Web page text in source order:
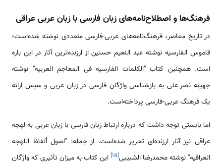
فرهنگ‌ها و اصطلاح‌نامه‌های زبان فارسی با زبان عربی عراقی
در تاریخ معاصر، فرهنگ‌نامه‌های عربی-فارسی متعددی نوشته شده‌است؛
قاموس الفارسیه نوشته عبد النعیم حسنین از ارزنده‌ترین آثار در این باره
است. همچنین کتاب "الکلمات الفارسیه فی المعاجم العربیه" نوشته
جهینه نصر علی به بازشناسی واژگان فارسی در زبان عربی و سپس ارائه
یک فرهنگ عربی-فارسی پرداخته‌است.
اما بایستی توجه داشت که درباره ارتباط زبان فارسی با زبان عربی به لهجه
عراقی نیز آثار ارزنده‌ای تحریر شده‌است. از جمله: "اصول ألفاظ اللهجه
العراقیه" نوشته محمدرضا الشبیبی[۱۵] این کتاب به میزان تأثیری که واژگان